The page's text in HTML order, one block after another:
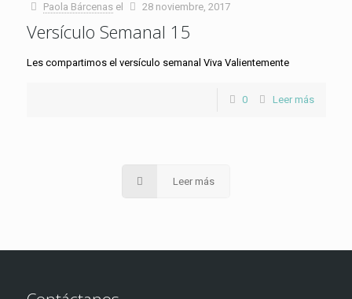
Paola Bárcenas el 28 noviembre, 2017
Versículo Semanal 15
Les compartimos el versículo semanal Viva Valientemente
0 Leer más
Leer más